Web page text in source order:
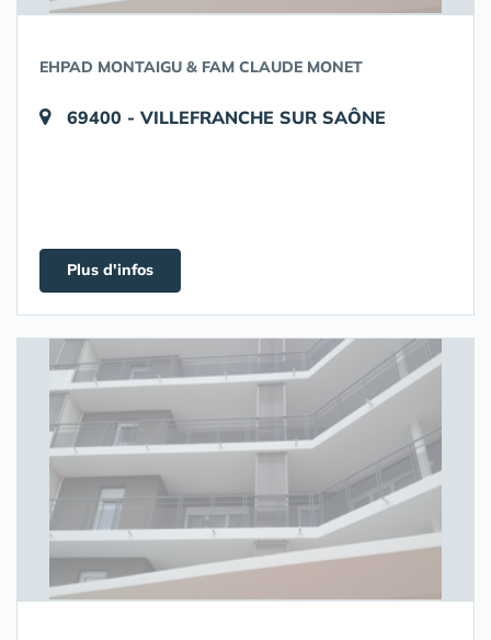
EHPAD MONTAIGU & FAM CLAUDE MONET
69400 - VILLEFRANCHE SUR SAÔNE
Plus d'infos